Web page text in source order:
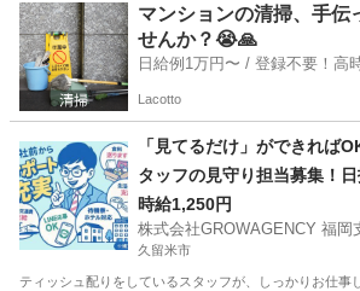
福岡 北九州市 その他 ティッシュ
マンションの清掃、手伝
せんか？😭🙏
日給例1万円〜 / 登録
Lacotto
「見てるだけ」ができれば
タッフの見守り担当募集！
時給1,250円
株式会社GROWAGENCY 福岡
久留米市
ティッシュ配りをしているスタッフが、しっかりお仕